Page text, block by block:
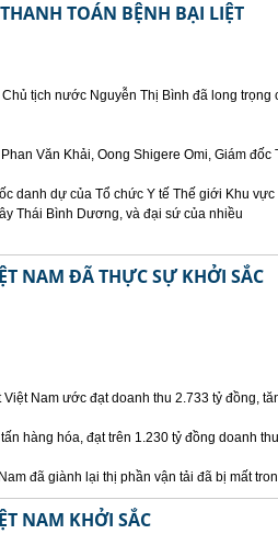
TOÁN BỆNH BẠI LIỆT
tịch nước Nguyễn Thị Bình đã long trọng
Văn Khải, Oong Shigere Omi, Giám đốc
danh dự của Tổ chức Y tế Thế giới Khu
Thái Bình Dương, và đại sứ của nhiều
NAM ĐÃ THỰC SỰ KHỞI SẮC
Nam ước đạt doanh thu 2.733 tỷ đồng,
hàng hóa, đạt trên 1.230 tỷ đồng doanh
đã giành lại thị phần vận tải đã bị mất
NAM KHỞI SẮC